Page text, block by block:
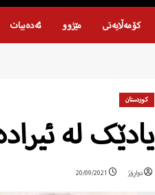
کۆمەڵایەتی مێژوو ئەدەبیات
کوردستان
یادێک لە
دواڕۆژ 20/09/2021